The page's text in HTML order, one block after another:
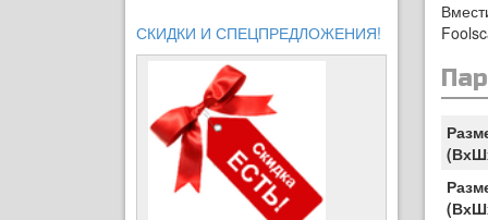
СКИДКИ И СПЕЦПРЕДЛОЖЕНИЯ!